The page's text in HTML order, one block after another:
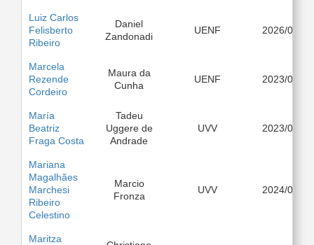
Luiz Carlos
Felisberto
Ribeiro
Daniel
Zandonadi
UENF 2026/03
Marcela
Rezende
Cordeiro
Maura da
Cunha
UENF 2023/08
María
Beatriz
Fraga Costa
Tadeu
Uggere de
Andrade
UVV 2023/03
Mariana
Magalhães
Marchesi
Ribeiro
Celestino
Marcio
Fronza
UVV 2024/08
Maritza